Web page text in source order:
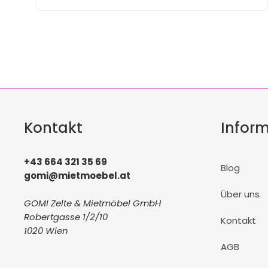
Kontakt
+43 664 321 35 69
gomi@mietmoebel.at
GOMI Zelte & Mietmöbel GmbH
Robertgasse 1/2/10
1020 Wien
Blog
Über uns
Kontakt
AGB